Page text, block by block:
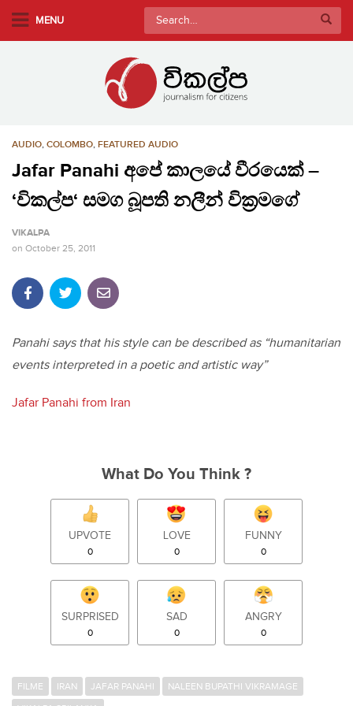
MENU
Search
for:
AUDIO, COLOMBO, FEATURED AUDIO
Jafar Panahi අපේ කාලයේ වීරයෙක් –
‘විකල්ප‘ සමග බූපති නලීන් වික්‍රමගේ
VIKALPA
on October 25, 2011
Panahi says that his style can be described as “humanitarian
events interpreted in a poetic and artistic way”
Jafar Panahi from Iran
What Do You Think ?
UPVOTE
0
LOVE
0
FUNNY
0
SURPRISED
0
SAD
0
ANGRY
0
FILME IRAN JAFAR PANAHI
NALEEN BUPATHI VIKRAMAGE